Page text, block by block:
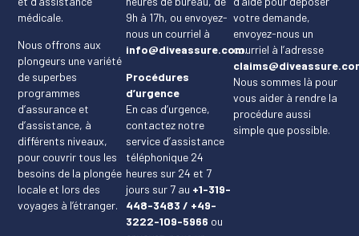
médicale.
Nous offrons aux
plongeurs une variété
de superbes
programmes
d’assurance et
d’assistance, à
différents niveaux,
pour couvrir tous les
besoins de la plongée
locale et lors des
voyages à l’étranger.
9h à 17h, ou envoyez-
nous un courriel à
info@diveassure.com.
Procédures
d’urgence
En cas d’urgence,
contactez notre
service d’assistance
téléphonique 24
heures sur 24 et 7
jours sur 7 au +1-319-
448-3483 / +49-
3222-109-5966 ou
votre demande,
envoyez-nous un
courriel à l’adresse
Nous sommes là pour
vous aider à rendre la
procédure aussi
simple que possible.